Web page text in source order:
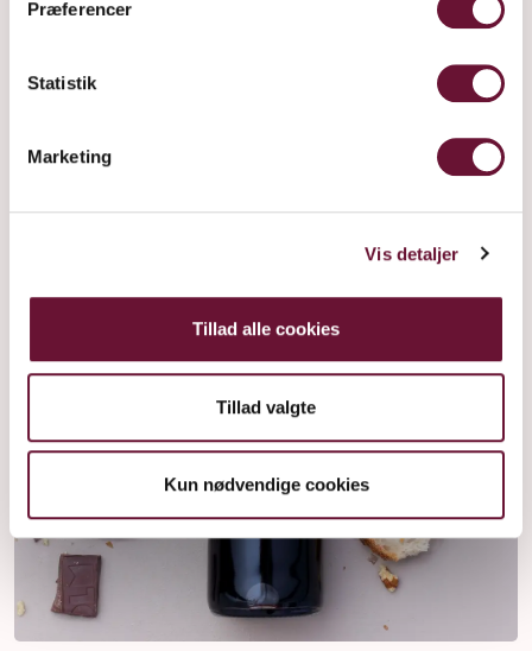
Præferencer
Statistik
Marketing
Vis detaljer
Tillad alle cookies
Tillad valgte
Kun nødvendige cookies